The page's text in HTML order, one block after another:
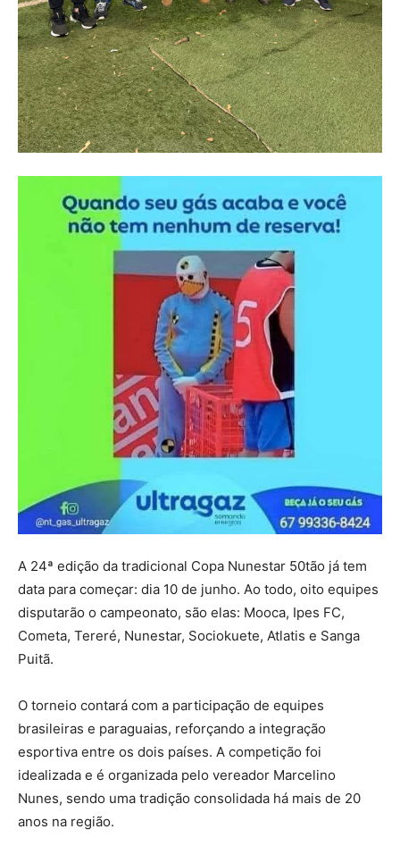
A 24ª edição da tradicional Copa Nunestar 50tão já tem
data para começar: dia 10 de junho. Ao todo, oito equipes
disputarão o campeonato, são elas: Mooca, Ipes FC,
Cometa, Tereré, Nunestar, Sociokuete, Atlatis e Sanga
Puitã.
O torneio contará com a participação de equipes
brasileiras e paraguaias, reforçando a integração
esportiva entre os dois países. A competição foi
idealizada e é organizada pelo vereador Marcelino
Nunes, sendo uma tradição consolidada há mais de 20
anos na região.